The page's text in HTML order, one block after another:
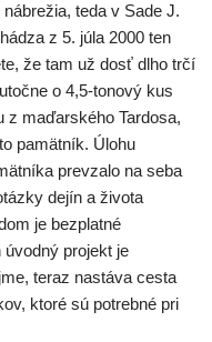
teda v Sade J.
z 5. júla 2000 ten
že tam už dosť dlho trčí
o 4,5-tonový kus
z maďarského Tardosa,
pamätník. Úlohu
prevzalo na seba
dejín a života
je bezplatné
úvodný projekt je
teraz nastáva cesta
ktoré sú potrebné pri